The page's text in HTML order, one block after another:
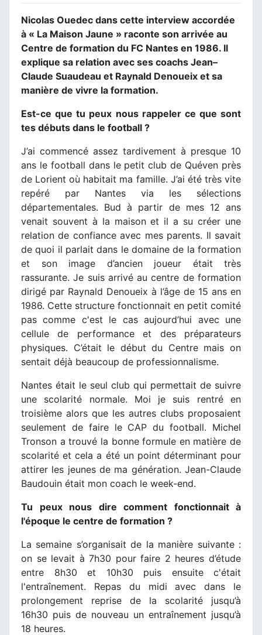
Nicolas Ouedec dans cette interview accordée
à « La Maison Jaune » raconte son arrivée au
Centre de formation du FC Nantes en 1986. Il
explique sa relation avec ses coachs Jean–
Claude Suaudeau et Raynald Denoueix et sa
manière de vivre la formation.
Est-ce que tu peux nous rappeler ce que sont
tes débuts dans le football ?
J’ai commencé assez tardivement à presque 10
ans le football dans le petit club de Quéven près
de Lorient où habitait ma famille. J’ai été très vite
repéré par Nantes via les sélections
départementales. Bud à partir de mes 12 ans
venait souvent à la maison et il a su créer une
relation de confiance avec mes parents. Il savait
de quoi il parlait dans le domaine de la formation
et son image d’ancien joueur était très
rassurante. Je suis arrivé au centre de formation
dirigé par Raynald Denoueix à l’âge de 15 ans en
1986. Cette structure fonctionnait en petit comité
pas comme c'est le cas aujourd’hui avec une
cellule de performance et des préparateurs
physiques. C’était le début du Centre mais on
sentait déjà beaucoup de professionnalisme.
Nantes était le seul club qui permettait de suivre
une scolarité normale. Moi je suis rentré en
troisième alors que les autres clubs proposaient
seulement de faire le CAP du football. Michel
Tronson a trouvé la bonne formule en matière de
scolarité et cela a été un point déterminant pour
attirer les jeunes de ma génération. Jean-Claude
Baudouin était mon coach le week-end.
Tu peux nous dire comment fonctionnait à
l'époque le centre de formation ?
La semaine s’organisait de la manière suivante :
on se levait à 7h30 pour faire 2 heures d’étude
entre 8h30 et 10h30 puis ensuite c'était
l'entraînement. Repas du midi avec dans le
prolongement reprise de la scolarité jusqu’à
16h30 puis de nouveau un entraînement jusqu’à
18 heures.